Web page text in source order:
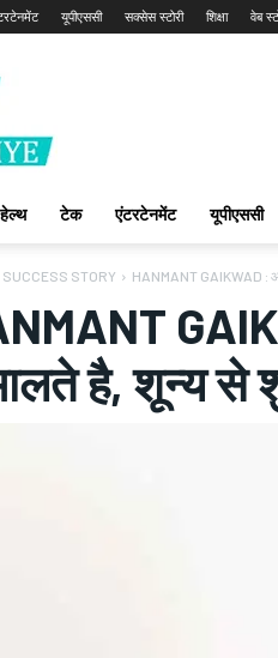
यूपीएससी सक्सेस स्टोरी शिक्षा वेब
हेल्थ टेक एंटरटेनमेंट यूपीएससी
SUCCESS STORY HANMANT GAIKWAD :
है, शून्य से